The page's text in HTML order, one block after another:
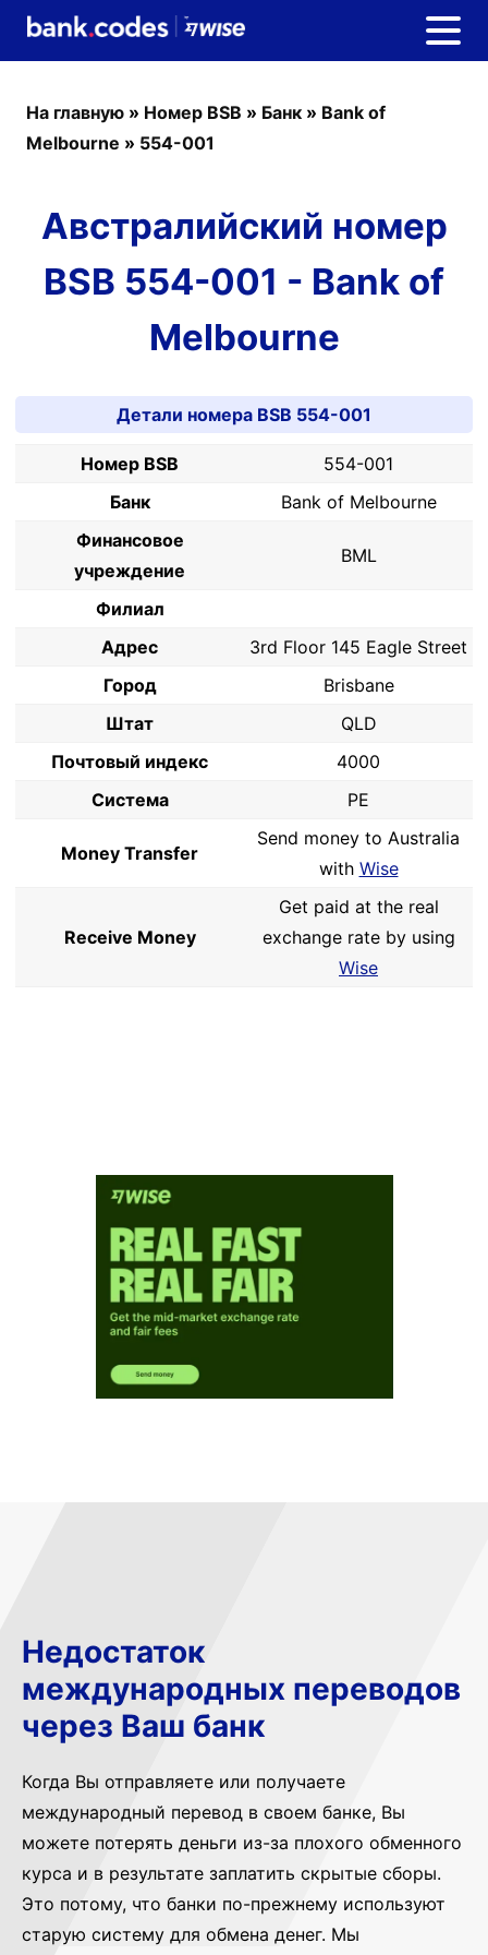
На главную » Номер BSB » Банк » Bank of
Melbourne » 554-001
Австралийский номер
BSB 554-001 - Bank of
Melbourne
Детали номера BSB 554-001
Номер BSB
554-001
Банк
Bank of Melbourne
Финансовое
учреждение
BML
Филиал
Адрес
3rd Floor 145 Eagle Street
Город
Brisbane
Штат
QLD
Почтовый индекс
4000
Система
PE
Money Transfer
Send money to Australia
with Wise
Receive Money
Get paid at the real
exchange rate by using
Wise
Недостаток
международных переводов
через Ваш банк
Когда Вы отправляете или получаете
международный перевод в своем банке, Вы
можете потерять деньги из-за плохого обменного
курса и в результате заплатить скрытые сборы.
Это потому, что банки по-прежнему используют
старую систему для обмена денег. Мы